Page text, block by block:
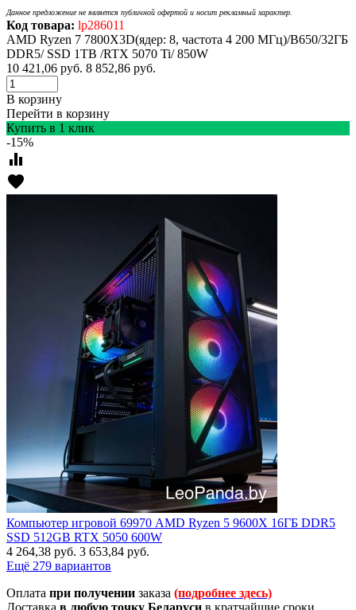
Данное предложение не является публичной офертой и носит рекламный характер.
Код товара: lp286011
AMD Ryzen 7 7800X3D(ядер: 8, частота 4 200 МГц)/B650/32ГБ
DDR5/ SSD 1TB /RTX 5070 Ti/ 850W
10 421,06 руб. 8 852,86 руб.
В корзину
Перейти в корзину
Купить в 1 клик
-15%
equalizer
favorite
Компьютер игровой 69970 AMD Ryzen 5 9600X 16ГБ DDR5
SSD 512GB RTX 5050 600W
4 264,38 руб. 3 653,84 руб.
Ещё 279 вариантов
Оплата при получении заказа (подробнее здесь)
Доставка в любую точку Беларуси в кратчайшие сроки